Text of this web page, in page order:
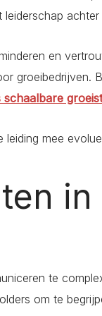
en
groeibedrijven.
mee
in
te
om te